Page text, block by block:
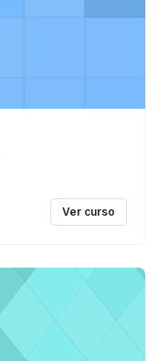
Ver curso